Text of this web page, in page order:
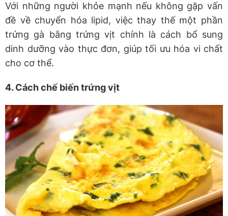
Với những người khỏe mạnh nếu không gặp vấn
đề về chuyển hóa lipid, việc thay thế một phần
trứng gà bằng trứng vịt chính là cách bổ sung
dinh dưỡng vào thực đơn, giúp tối ưu hóa vi chất
cho cơ thể.
4. Cách chế biến trứng vịt